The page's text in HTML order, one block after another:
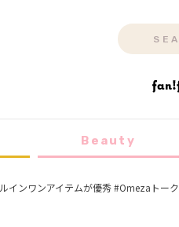
Beauty
インワンアイテムが優秀 #Omezaトーク